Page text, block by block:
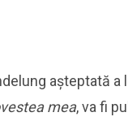
așteptată a
mea, va fi